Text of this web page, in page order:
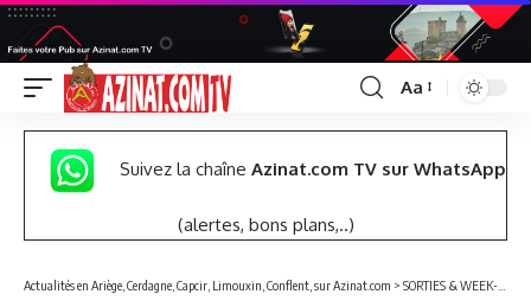
Font
Resizer
Aa
Suivez la chaîne Azinat.com TV sur WhatsApp
(alertes, bons plans,..)
Actualités en Ariège, Cerdagne, Capcir, Limouxin, Conflent, sur Azinat.com > SORTIES & WEEK-END